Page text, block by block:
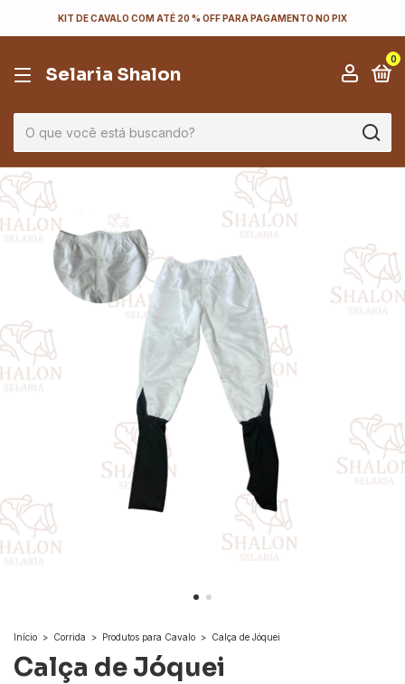
KIT DE CAVALO COM ATÉ 20 % OFF PARA PAGAMENTO NO PIX
Selaria Shalon
0
Início > Corrida > Produtos para Cavalo > Calça de Jóquei
Calça de Jóquei